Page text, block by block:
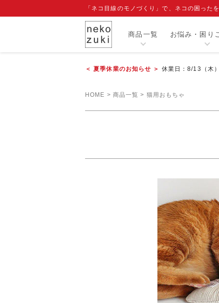
「ネコ目線のモノづくり」で、ネコの困った
商品一覧 お悩み・困り
＜ 夏季休業のお知らせ ＞ 休業日：8/13（木
HOME 商品一覧 猫用おもちゃ